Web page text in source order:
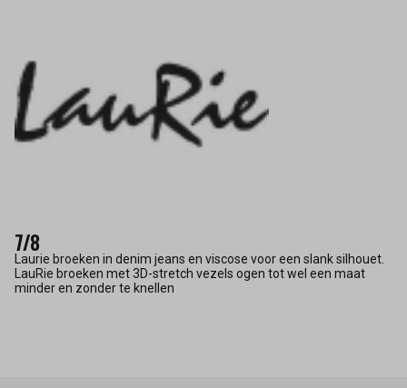
7/8
Laurie broeken in denim jeans en viscose voor een slank silhouet.
LauRie broeken met 3D-stretch vezels ogen tot wel een maat
minder en zonder te knellen